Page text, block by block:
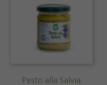
Pesto alla Salvia